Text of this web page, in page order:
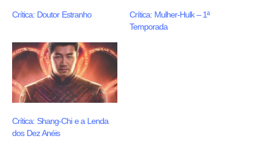
Crítica: Doutor Estranho
Crítica: Mulher-Hulk – 1ª
Temporada
Crítica: Shang-Chi e a Lenda
dos Dez Anéis